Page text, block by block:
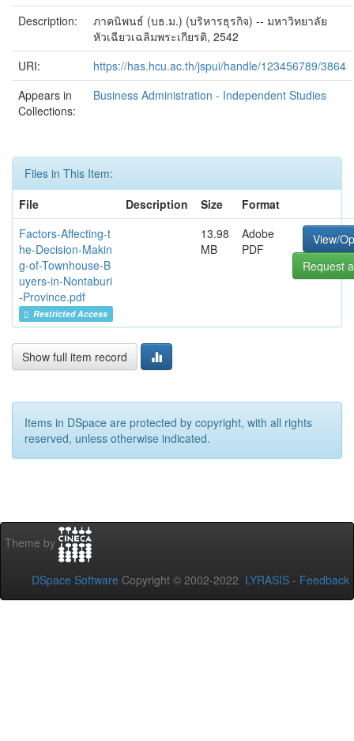
Description:
ภาคนิพนธ์ (บธ.ม.) (บริหารธุรกิจ) -- มหาวิทยาลัย
หัวเฉียวเฉลิมพระเกียรติ, 2542
URI:
https://has.hcu.ac.th/jspui/handle/123456789/3864
Appears in
Collections:
Business Administration - Independent Studies
Files in This Item:
File
Description Size
Format
Factors-Affecting-t
he-Decision-Makin
g-of-Townhouse-B
uyers-in-Nontaburi
-Province.pdf
Restricted Access
13.98
MB
Adobe
PDF
View/
Request
Show full item record
Items in DSpace are protected by copyright, with all rights
reserved, unless otherwise indicated.
Theme by
DSpace Software Copyright © 2002-2022 LYRASIS - Feedback